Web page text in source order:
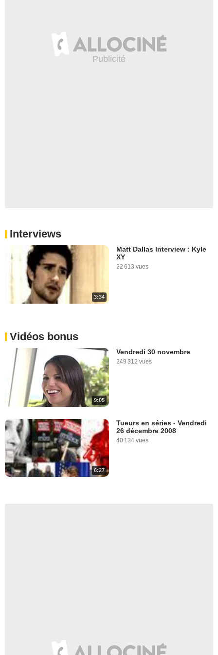
Interviews
3:34
Matt Dallas Interview : Kyle
XY
22 613 vues
Vidéos bonus
9:05
Vendredi 30 novembre
249 312 vues
6:27
Tueurs en séries - Vendredi
26 décembre 2008
40 134 vues